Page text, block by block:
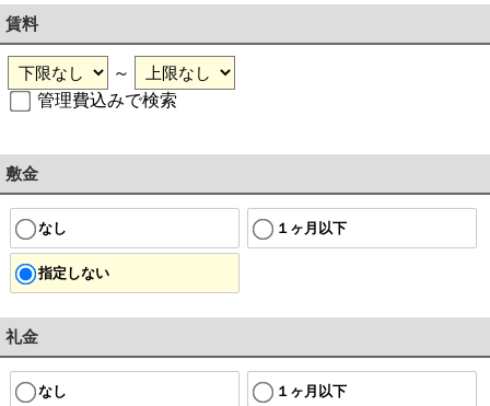
賃料
～
管理費込みで検索
敷金
なし １ヶ月以下
指定しない
礼金
なし １ヶ月以下